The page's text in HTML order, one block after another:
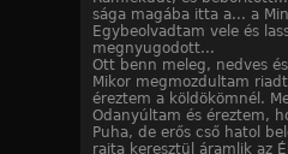
sága magába itta a... a
Egybeolvadtam vele és
megnyugodott...
Ott benn meleg, nedves
Mikor megmozdultam
éreztem a köldökömnél.
Odanyúltam és éreztem,
Puha, de erős cső hatol
rajta keresztül áramlik az